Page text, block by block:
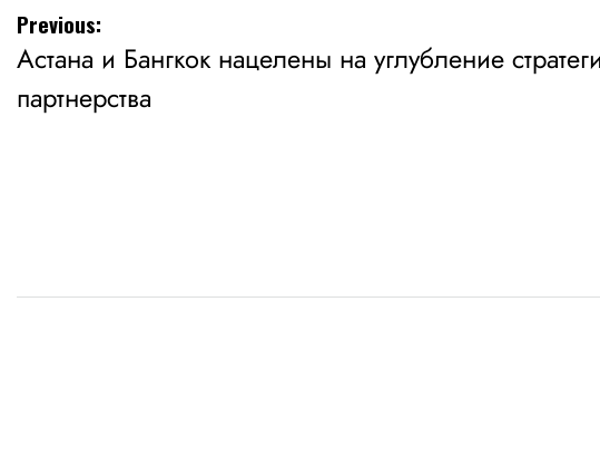
Навигация
по
записям
Previous:
Астана и Бангкок нацелены на углубление
партнерства